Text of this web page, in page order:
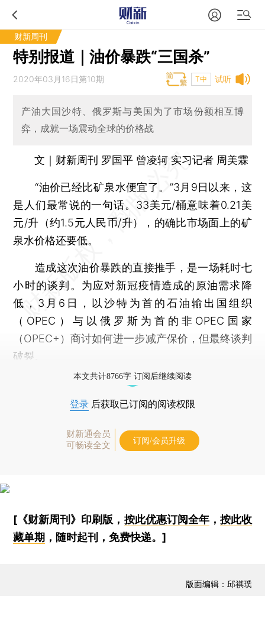
财新周刊
特别报道｜油价暴跌“三国杀”
试听
2020年03月16日第10期 T中
产油大国沙特、俄罗斯与美国为了市场份额相互博
弈，成就一场震动全球的价格战
文｜财新周刊 罗国平 曾凌轲 实习记者 周美霖
“油价已经比矿泉水便宜了。”3月9日以来，这
是人们最常说的一句话。33美元/桶意味着0.21美
元/升（约1.5元人民币/升），的确比市场面上的矿
泉水价格还要低。
造成这次油价暴跌的直接推手，是一场耗时七
小时的谈判。为应对新冠疫情造成的原油需求降
低，3月6日，以沙特为首的石油输出国组织
（OPEC）与以俄罗斯为首的非OPEC国家
（OPEC+）商讨如何进一步减产保价，但最终谈判
破裂。
本文共计8766字 订阅后继续阅读
登录 后获取已订阅的阅读权限
财新通会员
可畅读全文
订阅/会员升级
[《财新周刊》印刷版， 按此优惠订阅全年， 按此收
藏单期 ，随时起刊，免费快递。]
版面编辑：邱祺璞